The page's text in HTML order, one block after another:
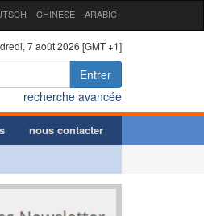
CHINESE ARABIC
7 août 2026 [GMT +1]
Entrer
recherche avancée
nous contacter